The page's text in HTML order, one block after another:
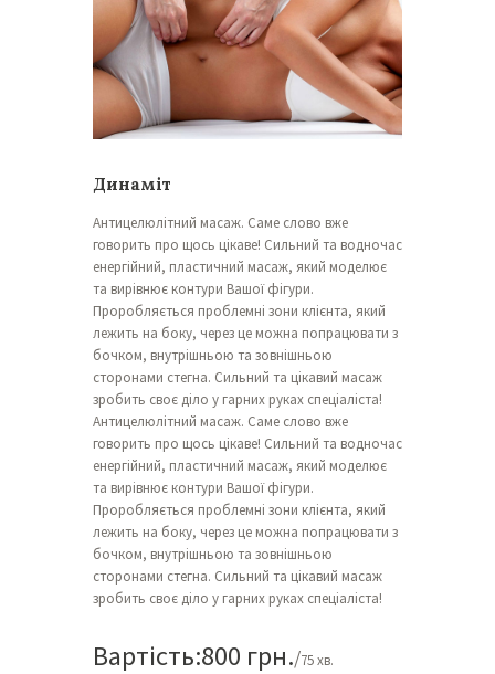
Динаміт
Антицелюлітний масаж. Саме слово вже
говорить про щось цікаве! Сильний та водночас
енергійний, пластичний масаж, який моделює
та вирівнює контури Вашої фігури.
Проробляється проблемні зони клієнта, який
лежить на боку, через це можна попрацювати з
бочком, внутрішньою та зовнішньою
сторонами стегна. Сильний та цікавий масаж
зробить своє діло у гарних руках спеціаліста!
Антицелюлітний масаж. Саме слово вже
говорить про щось цікаве! Сильний та водночас
енергійний, пластичний масаж, який моделює
та вирівнює контури Вашої фігури.
Проробляється проблемні зони клієнта, який
лежить на боку, через це можна попрацювати з
бочком, внутрішньою та зовнішньою
сторонами стегна. Сильний та цікавий масаж
зробить своє діло у гарних руках спеціаліста!
Вартість:800 грн. 75 хв.